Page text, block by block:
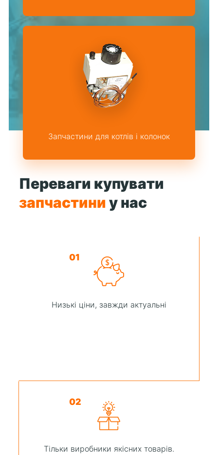
Запчастини для котлів і колонок
Переваги купувати
запчастиниу нас
01
Низькі ціни, завжди актуальні
02
Тільки виробники якісних товарів.